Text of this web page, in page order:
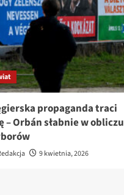
propaganda traci
– Orbán słabnie w obliczu
9 kwietnia, 2026